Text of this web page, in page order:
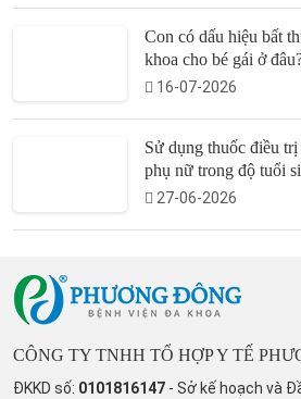
Con có dấu hiệu bất
khoa cho bé gái ở
16-07-2026
Sử dụng thuốc điều
phụ nữ trong độ tuổi
27-06-2026
CÔNG TY TNHH TỔ HỢP Y TẾ
ĐKKD số: 0101816147 - Sở kế hoạch và